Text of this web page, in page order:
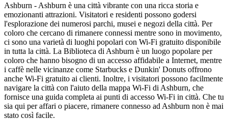
Ashburn - Ashburn è una città vibrante con una ricca storia e
emozionanti attrazioni. Visitatori e residenti possono godersi
l'esplorazione dei numerosi parchi, musei e negozi della città. Per
coloro che cercano di rimanere connessi mentre sono in movimento,
ci sono una varietà di luoghi popolari con Wi-Fi gratuito disponibile
in tutta la città. La Biblioteca di Ashburn è un luogo popolare per
coloro che hanno bisogno di un accesso affidabile a Internet, mentre
i caffè nelle vicinanze come Starbucks e Dunkin' Donuts offrono
anche Wi-Fi gratuito ai clienti. Inoltre, i visitatori possono facilmente
navigare la città con l'aiuto della mappa Wi-Fi di Ashburn, che
fornisce una guida completa ai punti di accesso Wi-Fi in città. Che tu
sia qui per affari o piacere, rimanere connesso ad Ashburn non è mai
stato così facile.